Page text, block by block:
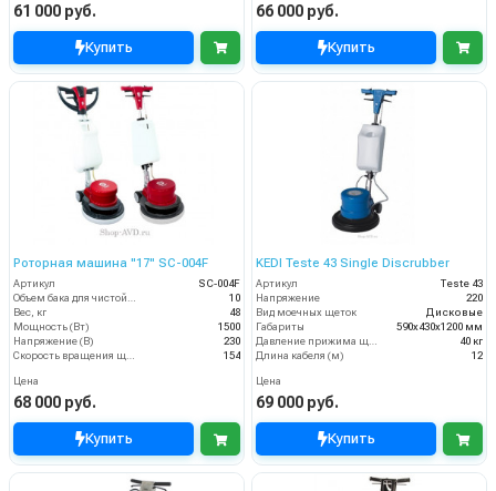
61 000 руб.
Купить
66 000 руб.
Купить
Роторная машина "17" SC-004F
Артикул
SC-004F
Объем бака для чистой воды, л
10
Вес, кг
48
Мощность (Вт)
1500
Напряжение (В)
230
Скорость вращения щётки (об/мин)
154
Цена
68 000 руб.
Купить
KEDI Teste 43 Single Discrubber
Артикул
Teste 43
Напряжение
220
Вид моечных щеток
Дисковые
Габариты
590х430х1200 мм
Давление прижима щеток
40 кг
Длина кабеля (м)
12
Цена
69 000 руб.
Купить